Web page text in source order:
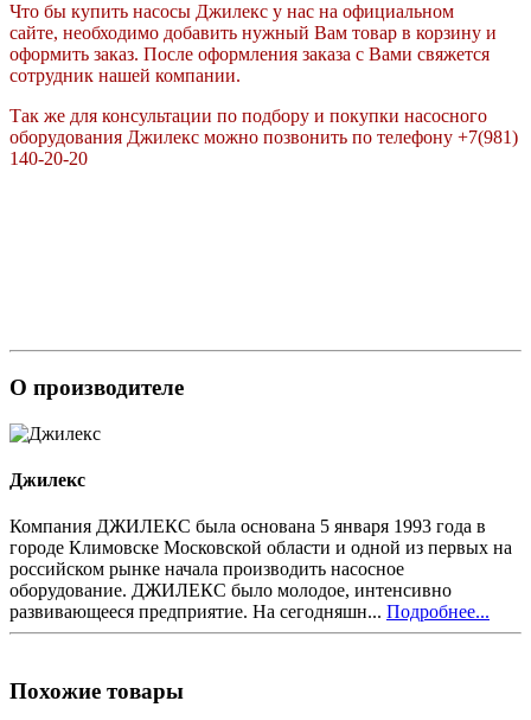
Что бы купить насосы Джилекс у нас на официальном
сайте, необходимо добавить нужный Вам товар в корзину и
оформить заказ. После оформления заказа с Вами свяжется
сотрудник нашей компании.
Так же для консультации по подбору и покупки насосного
оборудования Джилекс можно позвонить по телефону +7(981)
140-20-20
О производителе
Джилекс
Компания ДЖИЛЕКС была основана 5 января 1993 года в
городе Климовске Московской области и одной из первых на
российском рынке начала производить насосное
оборудование. ДЖИЛЕКС было молодое, интенсивно
развивающееся предприятие. На сегодняшн... Подробнее...
Похожие товары